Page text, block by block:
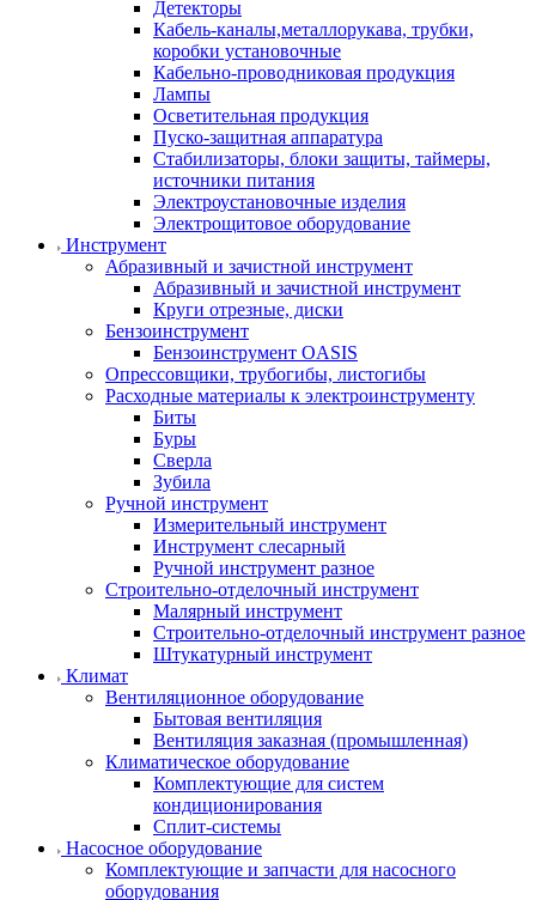
Детекторы
Кабель-каналы,металлорукава, трубки,
коробки установочные
Кабельно-проводниковая продукция
Лампы
Осветительная продукция
Пуско-защитная аппаратура
Стабилизаторы, блоки защиты, таймеры,
источники питания
Электроустановочные изделия
Электрощитовое оборудование
Инструмент
Абразивный и зачистной инструмент
Абразивный и зачистной инструмент
Круги отрезные, диски
Бензоинструмент
Бензоинструмент OASIS
Опрессовщики, трубогибы, листогибы
Расходные материалы к электроинструменту
Биты
Буры
Сверла
Зубила
Ручной инструмент
Измерительный инструмент
Инструмент слесарный
Ручной инструмент разное
Строительно-отделочный инструмент
Малярный инструмент
Строительно-отделочный инструмент разное
Штукатурный инструмент
Климат
Вентиляционное оборудование
Бытовая вентиляция
Вентиляция заказная (промышленная)
Климатическое оборудование
Комплектующие для систем
кондиционирования
Сплит-системы
Насосное оборудование
Комплектующие и запчасти для насосного
оборудования